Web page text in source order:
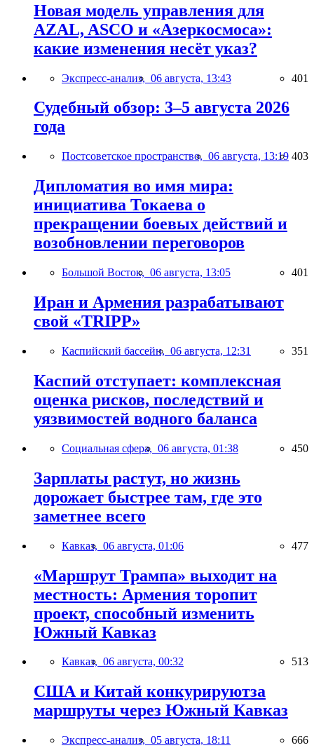
Новая модель управления для
AZAL, ASCO и «Азеркосмоса»:
какие изменения несёт указ?
Экспресс-анализ, 06 августа, 13:43 401
Судебный обзор: 3–5 августа 2026
года
Постсоветское пространство, 06 августа, 13:19 403
Дипломатия во имя мира:
инициатива Токаева о
прекращении боевых действий и
возобновлении переговоров
Большой Восток, 06 августа, 13:05 401
Иран и Армения разрабатывают
свой «TRIPP»
Каспийский бассейн, 06 августа, 12:31 351
Каспий отступает: комплексная
оценка рисков, последствий и
уязвимостей водного баланса
Социальная сфера, 06 августа, 01:38 450
Зарплаты растут, но жизнь
дорожает быстрее там, где это
заметнее всего
Кавказ, 06 августа, 01:06 477
«Маршрут Трампа» выходит на
местность: Армения торопит
проект, способный изменить
Южный Кавказ
Кавказ, 06 августа, 00:32 513
США и Китай конкурируютза
маршруты через Южный Кавказ
Экспресс-анализ, 05 августа, 18:11 666